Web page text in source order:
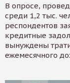
В опросе,
среди 1,2 тыс.
респондентов
кредитные
вынуждены
ежемесячного